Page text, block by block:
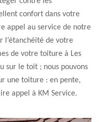
confort dans votre
appel au service de notre
l’étanchéité de votre
de votre toiture à Les
sur le toit ; nous pouvons
une toiture : en pente,
appel à KM Service.